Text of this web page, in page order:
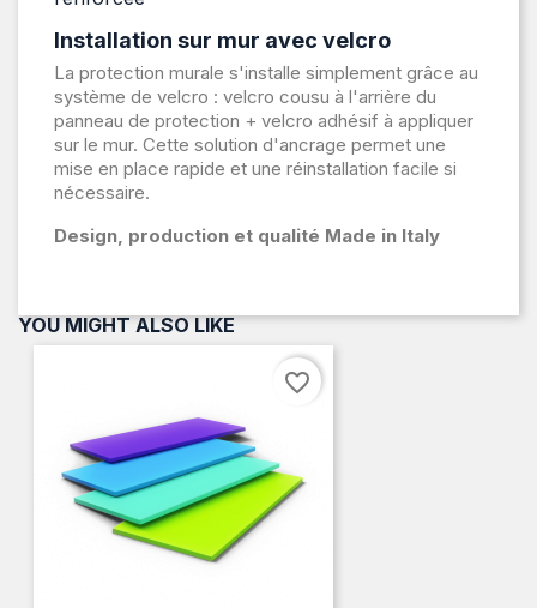
Installation sur mur avec velcro
La protection murale s'installe simplement grâce au
système de velcro : velcro cousu à l'arrière du
panneau de protection + velcro adhésif à appliquer
sur le mur. Cette solution d'ancrage permet une
mise en place rapide et une réinstallation facile si
nécessaire.
Design, production et qualité Made in Italy
YOU MIGHT ALSO LIKE
favorite_border